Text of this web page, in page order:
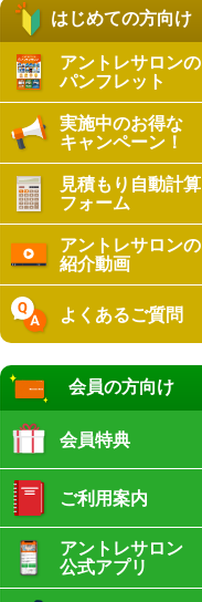
はじめての方向け
アントレサロンの
パンフレット
実施中のお得な
キャンペーン！
見積もり自動計算
フォーム
アントレサロンの
紹介動画
よくあるご質問
会員の方向け
会員特典
ご利用案内
アントレサロン
公式アプリ